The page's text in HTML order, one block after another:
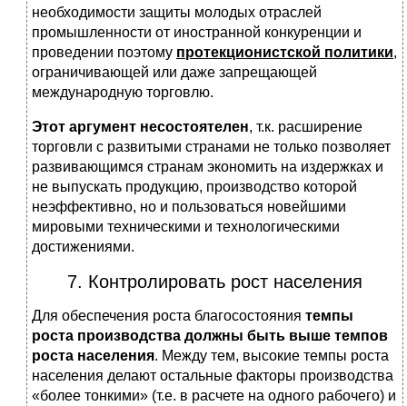
необходимости защиты молодых отраслей
промышленности от иностранной конкуренции и
проведении поэтому протекционистской политики,
ограничивающей или даже запрещающей
международную торговлю.
Этот аргумент несостоятелен, т.к. расширение
торговли с развитыми странами не только позволяет
развивающимся странам экономить на издержках и
не выпускать продукцию, производство которой
неэффективно, но и пользоваться новейшими
мировыми техническими и технологическими
достижениями.
7. Контролировать рост населения
Для обеспечения роста благосостояния темпы
роста производства должны быть выше темпов
роста населения. Между тем, высокие темпы роста
населения делают остальные факторы производства
«более тонкими» (т.е. в расчете на одного рабочего) и